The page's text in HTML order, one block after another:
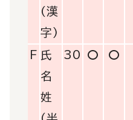
(漢
字)
F 氏
名
姓
30 〇 〇